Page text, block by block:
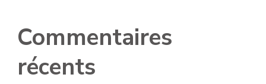
Commentaires
récents